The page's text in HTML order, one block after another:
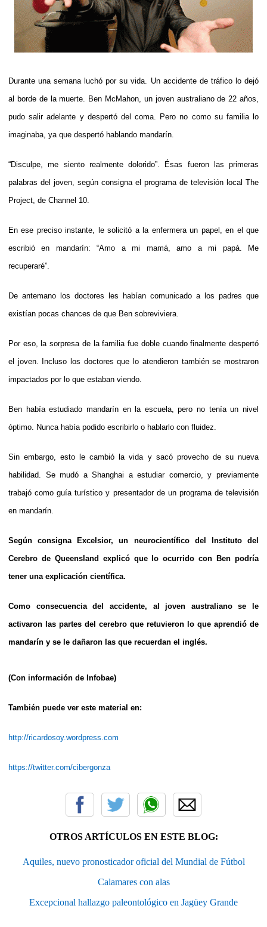
Durante una semana luchó por su vida. Un accidente de tráfico lo dejó
al borde de la muerte. Ben McMahon, un joven australiano de 22 años,
pudo salir adelante y despertó del coma. Pero no como su familia lo
imaginaba, ya que despertó hablando mandarín.
“Disculpe, me siento realmente dolorido”. Ésas fueron las primeras
palabras del joven, según consigna el programa de televisión local The
Project, de Channel 10.
En ese preciso instante, le solicitó a la enfermera un papel, en el que
escribió en mandarín: “Amo a mi mamá, amo a mi papá. Me
recuperaré”.
De antemano los doctores les habían comunicado a los padres que
existían pocas chances de que Ben sobreviviera.
Por eso, la sorpresa de la familia fue doble cuando finalmente despertó
el joven. Incluso los doctores que lo atendieron también se mostraron
impactados por lo que estaban viendo.
Ben había estudiado mandarín en la escuela, pero no tenía un nivel
óptimo. Nunca había podido escribirlo o hablarlo con fluidez.
Sin embargo, esto le cambió la vida y sacó provecho de su nueva
habilidad. Se mudó a Shanghai a estudiar comercio, y previamente
trabajó como guía turístico y presentador de un programa de televisión
en mandarín.
Según consigna Excelsior, un neurocientífico del Instituto del
Cerebro de Queensland explicó que lo ocurrido con Ben podría
tener una explicación científica.
Como consecuencia del accidente, al joven australiano se le
activaron las partes del cerebro que retuvieron lo que aprendió de
mandarín y se le dañaron las que recuerdan el inglés.
(Con información de Infobae)
También puede ver este material en:
http://ricardosoy.wordpress.com
https://twitter.com/cibergonza
OTROS ARTÍCULOS EN ESTE BLOG:
Aquiles, nuevo pronosticador oficial del Mundial de Fútbol
Calamares con alas
Excepcional hallazgo paleontológico en Jagüey Grande